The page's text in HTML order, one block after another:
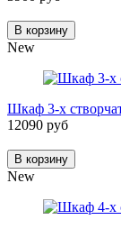
В корзину
New
Шкаф 3-х
12090 руб
В корзину
New